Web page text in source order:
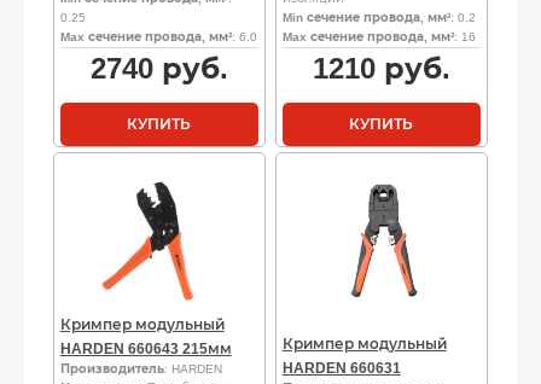
0.25
Max сечение провода, мм²: 6.0
2740руб.
КУПИТЬ
Min сечение провода, мм²: 0.2
Max сечение провода, мм²: 16
1210руб.
КУПИТЬ
Кримпер модульный
HARDEN 660643 215мм
Производитель: HARDEN
Кримпер модульный
HARDEN 660631